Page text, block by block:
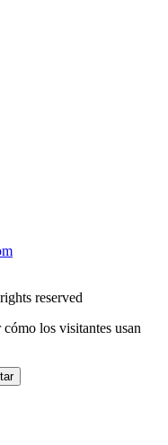
reserved
los visitantes usan